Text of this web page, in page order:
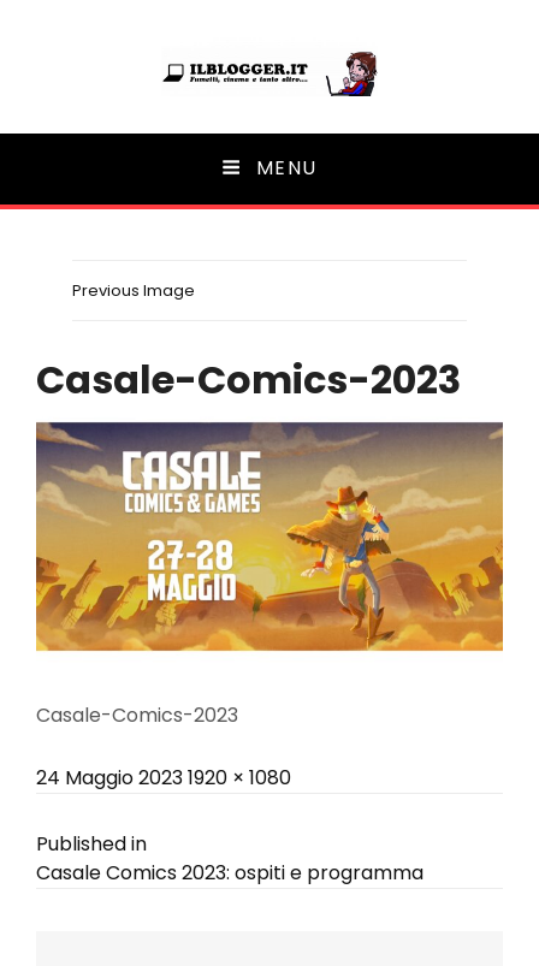
Ilblogger.it
Il portalino di blog | MENU
Previous Image
Casale-Comics-2023
Casale-Comics-2023
Posted
24 Maggio 2023Full
1920 × 1080
Navigazione
Published in
Casale Comics 2023: ospiti e programma